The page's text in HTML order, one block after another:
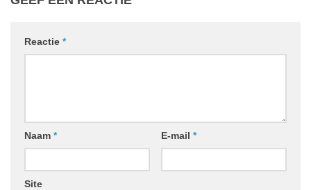
Reactie *
Naam * E-mail *
Site